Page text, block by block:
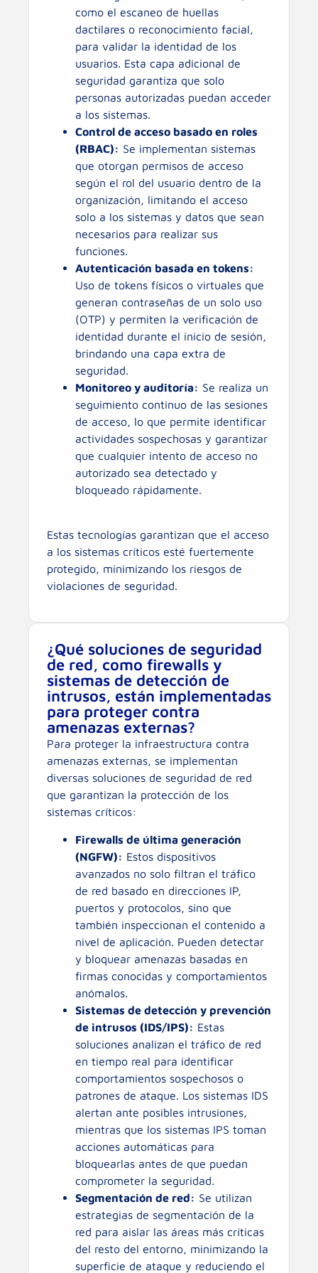
como el escaneo de huellas
dactilares o reconocimiento facial,
para validar la identidad de los
usuarios. Esta capa adicional de
seguridad garantiza que solo
personas autorizadas puedan acceder
a los sistemas.
Control de acceso basado en roles
(RBAC): Se implementan sistemas
que otorgan permisos de acceso
según el rol del usuario dentro de la
organización, limitando el acceso
solo a los sistemas y datos que sean
necesarios para realizar sus
funciones.
Autenticación basada en tokens:
Uso de tokens físicos o virtuales que
generan contraseñas de un solo uso
(OTP) y permiten la verificación de
identidad durante el inicio de sesión,
brindando una capa extra de
seguridad.
Monitoreo y auditoría: Se realiza un
seguimiento continuo de las sesiones
de acceso, lo que permite identificar
actividades sospechosas y garantizar
que cualquier intento de acceso no
autorizado sea detectado y
bloqueado rápidamente.
Estas tecnologías garantizan que el acceso
a los sistemas críticos esté fuertemente
protegido, minimizando los riesgos de
violaciones de seguridad.
¿Qué soluciones de seguridad
de red, como firewalls y
sistemas de detección de
intrusos, están implementadas
para proteger contra
amenazas externas?
Para proteger la infraestructura contra
amenazas externas, se implementan
diversas soluciones de seguridad de red
que garantizan la protección de los
sistemas críticos:
Firewalls de última generación
(NGFW): Estos dispositivos
avanzados no solo filtran el tráfico
de red basado en direcciones IP,
puertos y protocolos, sino que
también inspeccionan el contenido a
nivel de aplicación. Pueden detectar
y bloquear amenazas basadas en
firmas conocidas y comportamientos
anómalos.
Sistemas de detección y prevención
de intrusos (IDS/IPS): Estas
soluciones analizan el tráfico de red
en tiempo real para identificar
comportamientos sospechosos o
patrones de ataque. Los sistemas IDS
alertan ante posibles intrusiones,
mientras que los sistemas IPS toman
acciones automáticas para
bloquearlas antes de que puedan
comprometer la seguridad.
Segmentación de red: Se utilizan
estrategias de segmentación de la
red para aislar las áreas más críticas
del resto del entorno, minimizando la
superficie de ataque y reduciendo el